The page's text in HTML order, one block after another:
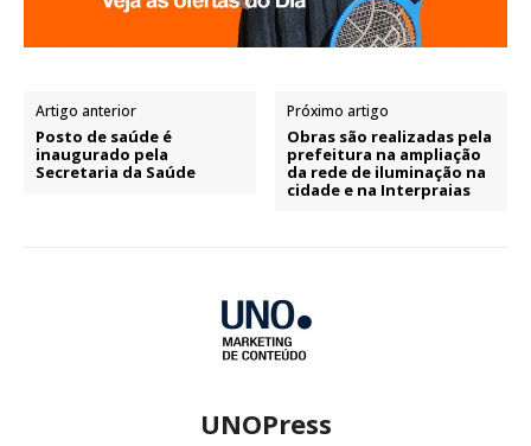
Artigo anterior
Posto de saúde é
inaugurado pela
Secretaria da Saúde
Próximo artigo
Obras são realizadas pela
prefeitura na ampliação
da rede de iluminação na
cidade e na Interpraias
UNOPress